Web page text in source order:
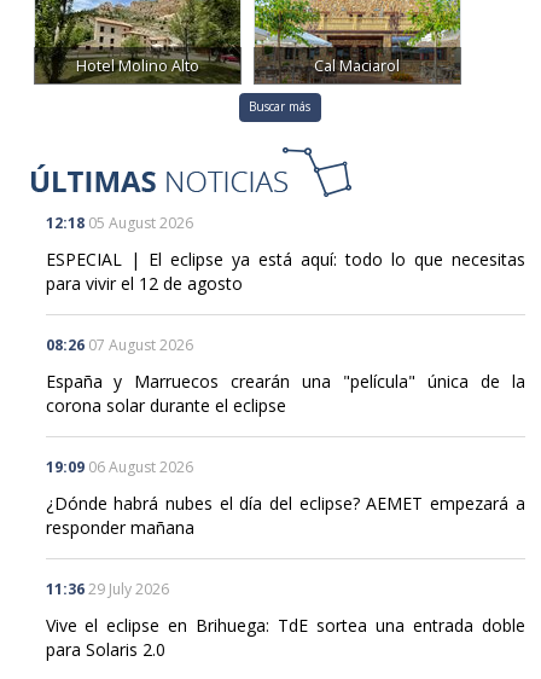
Hotel Molino Alto Cal Maciarol
Buscar más
12:18 05 August 2026
ESPECIAL | El eclipse ya está aquí: todo lo que necesitas
para vivir el 12 de agosto
08:26 07 August 2026
España y Marruecos crearán una "película" única de la
corona solar durante el eclipse
19:09 06 August 2026
¿Dónde habrá nubes el día del eclipse? AEMET empezará a
responder mañana
11:36 29 July 2026
Vive el eclipse en Brihuega: TdE sortea una entrada doble
para Solaris 2.0